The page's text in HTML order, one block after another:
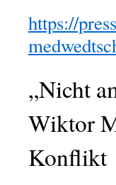
https://
„Nicht
Wiktor
Konflikt